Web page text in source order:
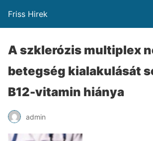
Friss Hirek
A szklerózis multiplex
betegség kialakulását
B12-vitamin hiánya
admin